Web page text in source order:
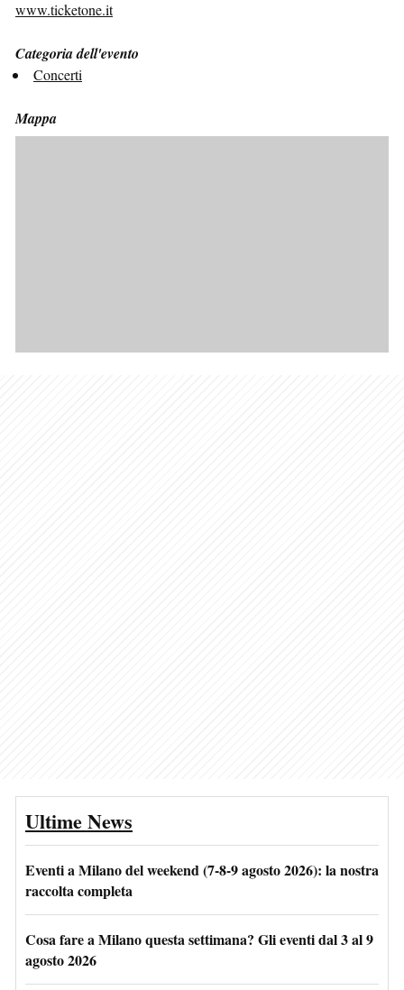
www.ticketone.it
Categoria dell'evento
Concerti
Mappa
Ultime News
Eventi a Milano del weekend (7-8-9 agosto 2026): la nostra
raccolta completa
Cosa fare a Milano questa settimana? Gli eventi dal 3 al 9
agosto 2026